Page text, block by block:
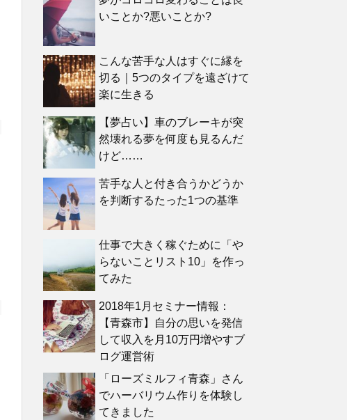
いことか?悪いことか?
こんな苦手な人はすぐに縁を
切る｜5つのタイプを遠ざけて
楽に生きる
【夢占い】車のブレーキが突
然壊れる夢を何度も見るんだ
けど……
苦手な人と付き合うかどうか
を判断するたった1つの基準
仕事で大きく稼ぐために「や
らないことリスト10」を作っ
てみた
2018年1月セミナー情報：
【青森市】自分の思いを発信
して収入を月10万円増やすブ
ログ運営術
「ローズミルフィ青森」さん
でハーバリウム作りを体験し
てきました